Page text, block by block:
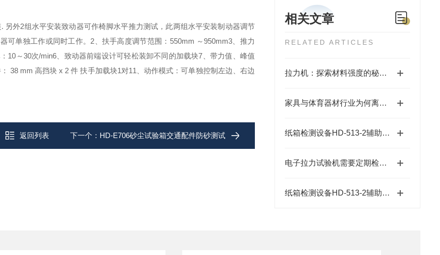
相关文章
RELATED ARTICLES
拉力机：探索材料强度的秘密手段
家具与体育器材行业为何离不开泡沫塑料落球回弹试验仪？
纸箱检测设备HD-513-2辅助配件介绍之一
电子拉力试验机需要定期检修哪些地方?
纸箱检测设备HD-513-2辅助配件介绍之二
外2组水平安装致动器可作椅脚水平推力测试，此两组水平安装制动器调节
可单独工作或同时工作。 2、扶手高度调节范围：550mm ～950mm3、推力
10～30次/min6、致动器前端设计可轻松装卸不同的加载块7、带力值、峰值
38 mm 高挡块 x 2 件 扶手加载块1对11、动作模式：可单独控制左边、右边
返回列表 下一个： HD-E706砂尘试验箱交通配件防砂测试